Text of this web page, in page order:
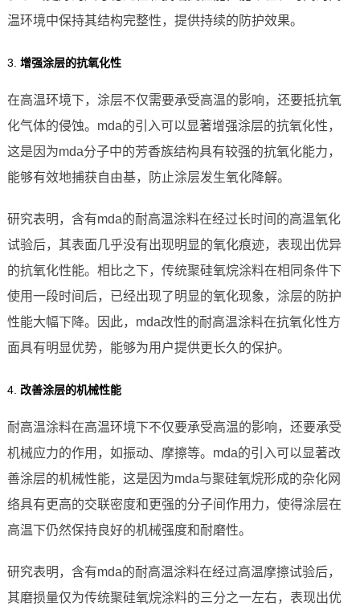
温环境中保持其结构完整性，提供持续的防护效果。
3. 增强涂层的抗氧化性
在高温环境下，涂层不仅需要承受高温的影响，还要抵抗氧
化气体的侵蚀。mda的引入可以显著增强涂层的抗氧化性，
这是因为mda分子中的芳香族结构具有较强的抗氧化能力，
能够有效地捕获自由基，防止涂层发生氧化降解。
研究表明，含有mda的耐高温涂料在经过长时间的高温氧化
试验后，其表面几乎没有出现明显的氧化痕迹，表现出优异
的抗氧化性能。相比之下，传统聚硅氧烷涂料在相同条件下
使用一段时间后，已经出现了明显的氧化现象，涂层的防护
性能大幅下降。因此，mda改性的耐高温涂料在抗氧化性方
面具有明显优势，能够为用户提供更长久的保护。
4. 改善涂层的机械性能
耐高温涂料在高温环境下不仅要承受高温的影响，还要承受
机械应力的作用，如振动、摩擦等。mda的引入可以显著改
善涂层的机械性能，这是因为mda与聚硅氧烷形成的杂化网
络具有更高的交联密度和更强的分子间作用力，使得涂层在
高温下仍然保持良好的机械强度和耐磨性。
研究表明，含有mda的耐高温涂料在经过高温摩擦试验后，
其磨损量仅为传统聚硅氧烷涂料的三分之一左右，表现出优